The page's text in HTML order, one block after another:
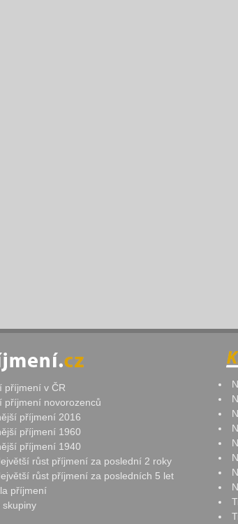
příjmení v ČR
příjmení novorozenců
příjmení 2016
příjmení 1960
příjmení 1940
růst příjmení za poslední 2 roky
růst příjmení za posledních 5 let
příjmení
skupiny